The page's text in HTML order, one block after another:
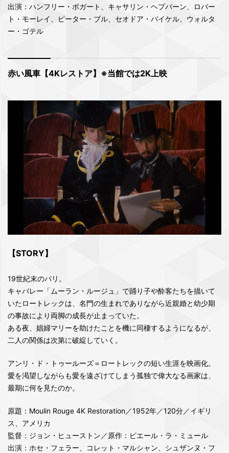
出演：ハンフリー・ボガート、キャサリン・ヘプバーン、ロバー
ト・モーレイ、ピーター・ブル、セオドア・バイケル、ウォルタ
ー・ゴテル
赤い風車【4Kレストア】※当館では2K上映
【STORY】
19世紀末のパリ。
キャバレー「ムーラン・ルージュ」で踊り子や酔客たちを描いて
いたロートレックは、名門の生まれでありながら近親婚と幼少期
の事故により両脚の成長が止まっていた。
ある夜、娼婦マリーを助けたことを機に同棲するようになるが、
二人の関係は次第に破綻していく。
アンリ・ド・トゥールーズ＝ロートレックの短い生涯を映画化。
愛を渇望しながらも愛を遠ざけてしまう孤独で偉大なる画家は、
最期に何を見たのか。
原題：Moulin Rouge 4K Restoration／1952年／120分／イギリ
ス、アメリカ
監督：ジョン・ヒューストン／原作：ピエール・ラ・ミュール
出演：ホセ・フェラー、コレット・マルシャン、シュザンヌ・フ